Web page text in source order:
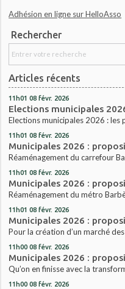
Adhésion en ligne sur HelloAsso
Rechercher
Articles récents
11h01 08 févr. 2026
Elections municipales
Elections municipales 2026 : les
11h01 08 févr. 2026
Municipales 2026 :
Réaménagement du carrefour
11h01 08 févr. 2026
Municipales 2026 :
Réaménagement du métro
11h01 08 févr. 2026
Municipales 2026 :
Pour la création d’un marché
11h00 08 févr. 2026
Municipales 2026 :
Qu’on en finisse avec la
11h00 08 févr. 2026